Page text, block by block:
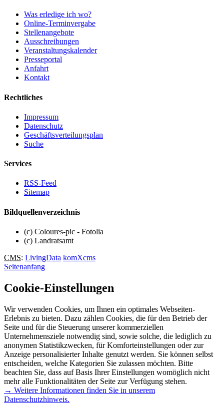
Was erledige ich wo?
Online-Terminvergabe
Stellenangebote
Ausschreibungen
Veranstaltungskalender
Presseportal
Anfahrt
Kontakt
Rechtliches
Impressum
Datenschutz
Geschäftsverteilungsplan
Suche
Services
RSS-Feed
Sitemap
Bildquellenverzeichnis
(c) Coloures-pic - Fotolia
(c) Landratsamt
CMS: LivingData komXcms
Seitenanfang
Cookie-Einstellungen
Wir verwenden Cookies, um Ihnen ein optimales Webseiten-
Erlebnis zu bieten. Dazu zählen Cookies, die für den Betrieb der
Seite und für die Steuerung unserer kommerziellen
Unternehmensziele notwendig sind, sowie solche, die lediglich zu
anonymen Statistikzwecken, für Komforteinstellungen oder zur
Anzeige personalisierter Inhalte genutzt werden. Sie können selbst
entscheiden, welche Kategorien Sie zulassen möchten. Bitte
beachten Sie, dass auf Basis Ihrer Einstellungen womöglich nicht
mehr alle Funktionalitäten der Seite zur Verfügung stehen.
→ Weitere Informationen finden Sie in unserem
Datenschutzhinweis.